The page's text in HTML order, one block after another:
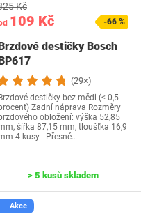
109 Kč
Kč
-66 %
destičky Bosch
(29×)
Brzdové destičky bez mědi (< 0,5
Zadní náprava Rozměry
brzdového obložení: výška 52,85
šířka 87,15 mm, tloušťka 16,9
4 kusy - Přesné…
> 5 kusů skladem
Akce